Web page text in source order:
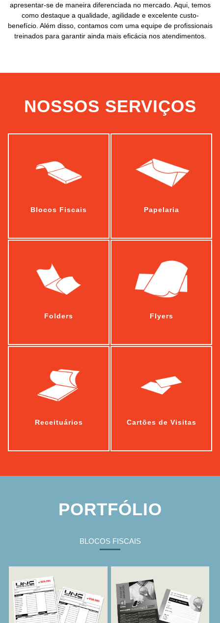
apresentar-se de maneira diferenciada no mercado. Aqui, temos
como destaque a qualidade, agilidade e excelente custo-
benefício. Além disso, contamos com uma equipe de profissionais
treinados para garantir ainda mais eficácia nos atendimentos.
NOSSOS SERVIÇOS
Blocos Fiscais Papelaria
Folders Flyers
Receituários Cartões de Visitas
PORTFÓLIO
BLOCOS FISCAIS
Pedidos
Inscrição